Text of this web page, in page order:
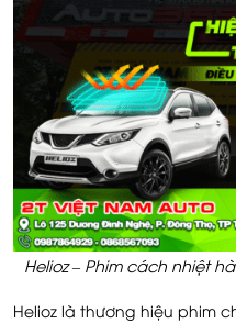
Helioz – Phim cách nhiệt
Helioz là thương hiệu phim